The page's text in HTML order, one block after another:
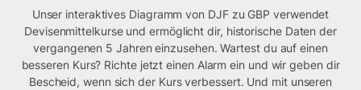
Unser interaktives Diagramm von DJF zu GBP verwendet
Devisenmittelkurse und ermöglicht dir, historische Daten der
vergangenen 5 Jahren einzusehen. Wartest du auf einen
besseren Kurs? Richte jetzt einen Alarm ein und wir geben dir
Bescheid, wenn sich der Kurs verbessert. Und mit unseren